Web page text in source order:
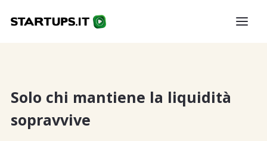
Solo chi mantiene la liquidità
sopravvive